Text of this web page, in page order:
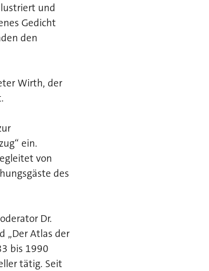
und
Gedicht
den
Wirth, der
ein.
von
des
Dr.
„Der Atlas der
bis 1990
tätig. Seit